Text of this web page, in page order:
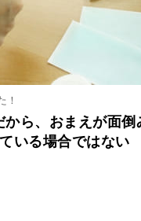
！
ら、おまえが面倒
いる場合ではない